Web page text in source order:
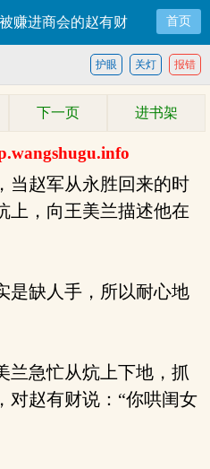
赚进商会的赵有财 首页
报错
关灯
护眼
下一页 进书架
赵军从永胜回来的时
上，向王美兰描述他在
缺人手，所以耐心地
急忙从炕上下地，抓
对赵有财说：“你哄闺女